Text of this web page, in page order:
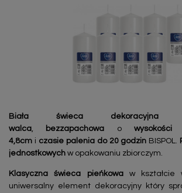
Biała świeca dekoracyjna
walca, bezzapachowa owysokości
4,8cm i czasie palenia do 20 godzin BISPOL.
jednostkowych w opakowaniu zbiorczym.
Klasyczna świeca pieńkowa w kształcie
uniwersalny element dekoracyjny który